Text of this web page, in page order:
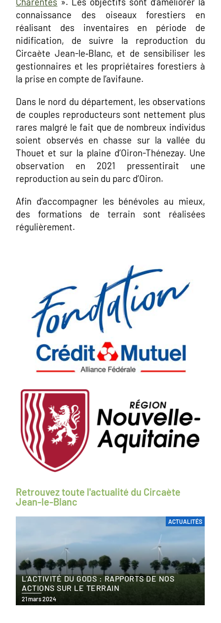
connaissance des oiseaux forestiers en
réalisant des inventaires en période de
nidification, de suivre la reproduction du
Circaète Jean-le‐Blanc, et de sensibiliser les
gestionnaires et les propriétaires forestiers à
la prise en compte de l’avifaune.
Dans le nord du département, les observations
de couples reproducteurs sont nettement plus
rares malgré le fait que de nombreux individus
soient observés en chasse sur la vallée du
Thouet et sur la plaine d’Oiron-Thénezay. Une
observation en 2021 pressentirait une
reproduction au sein du parc d’Oiron.
Afin d’accompagner les bénévoles au mieux,
des formations de terrain sont réalisées
régulièrement.
Retrouvez toute l'actualité du Circaète
Jean-le-Blanc
ACTUALITÉS
L’ACTIVITÉ DU GODS : RAPPORTS DE NOS
ACTIONS SUR LE TERRAIN
21 mars 2024